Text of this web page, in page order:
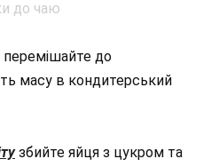
перемішайте до
масу в кондитерський
збийте яйця з цукром та